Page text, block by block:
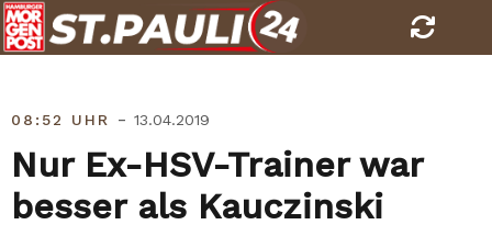
Skip
to
08:52 UHR - 13.04.2019
Nur Ex-HSV-Trainer war
besser als Kauczinski